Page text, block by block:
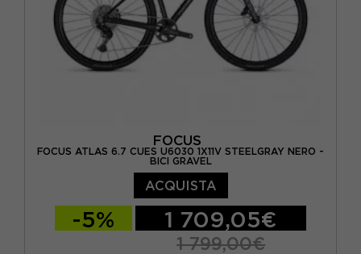
FOCUS
FOCUS ATLAS 6.7 CUES U6030 1X11V STEELGRAY NERO -
BICI GRAVEL
ACQUISTA
-5% 1 709,05€
1 799,00€